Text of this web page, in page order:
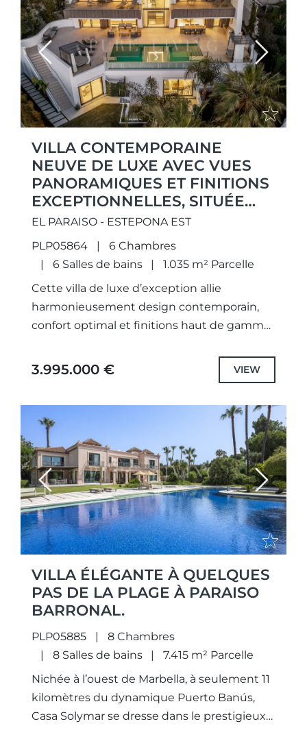
Previous Next
VILLA CONTEMPORAINE
NEUVE DE LUXE AVEC VUES
PANORAMIQUES ET FINITIONS
EXCEPTIONNELLES, SITUÉE
DANS LE QUARTIER PRISÉ D’EL
EL PARAISO - ESTEPONA EST
PLP05864
6 Chambres
6 Salles de bains
1.035 m² Parcelle
Cette villa de luxe d’exception allie
harmonieusement design contemporain,
confort optimal et finitions haut de gamme,
élégante dans un cadre exclusif.Un hall
3.995.000 € VIEW
Previous Next
VILLA ÉLÉGANTE À QUELQUES
PAS DE LA PLAGE À PARAISO
BARRONAL.
PLP05885
8 Chambres
8 Salles de bains
7.415 m² Parcelle
Nichée à l’ouest de Marbella, à seulement 11
kilomètres du dynamique Puerto Banús,
Casa Solymar se dresse dans le prestigieux